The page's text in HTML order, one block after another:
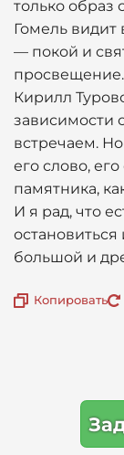
только образ
Гомель
— покой и
Кирилл
зависимости
встречаем.
его слово,
памятника,
И я рад, что
остановиться
большой и
Копировать